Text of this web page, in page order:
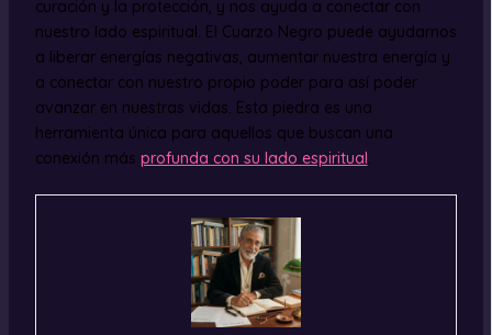
curación y la protección, y nos ayuda a conectar con
nuestro lado espiritual. El Cuarzo Negro puede ayudarnos
a liberar energías negativas, aumentar nuestra energía y
a conectar con nuestro propio poder para así poder
avanzar en nuestras vidas. Esta piedra es una
herramienta única para aquellos que buscan una
conexión más profunda con su lado espiritual.